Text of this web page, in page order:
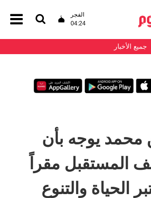
الفجر
04:24
جميع الأخبار
محمد يوجه بأن
المستقبل مقراً
الحياة والتنوع